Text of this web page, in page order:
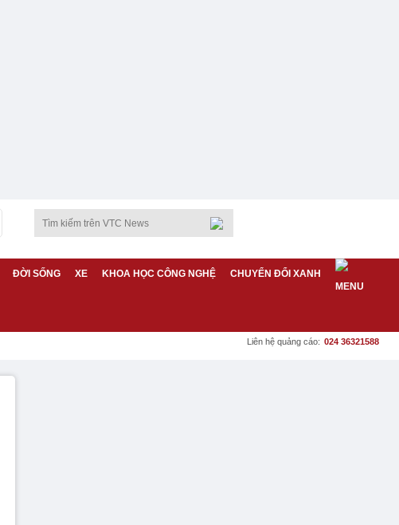
ĐỜI SỐNG XE KHOA HỌC CÔNG NGHỆ CHUYỂN ĐỔI XANH
Liên hệ quảng cáo: 024 36321588